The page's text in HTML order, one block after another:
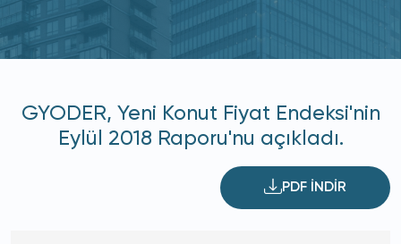
GYODER, Yeni Konut Fiyat Endeksi'nin
Eylül 2018 Raporu'nu açıkladı.
PDF İNDİR